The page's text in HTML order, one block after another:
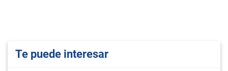
Te puede interesar